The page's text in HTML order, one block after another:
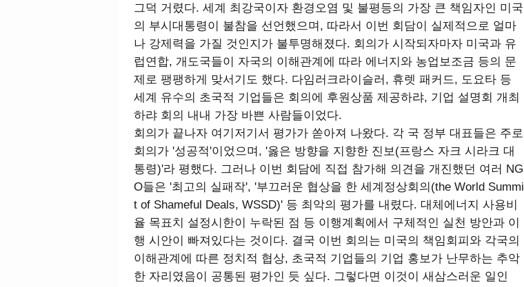
그덕 거렸다. 세계 최강국이자 환경오염 및 불평등의 가장 큰 책임자인 미국
의 부시대통령이 불참을 선언했으며, 따라서 이번 회담이 실제적으로 얼마
나 강제력을 가질 것인지가 불투명해졌다. 회의가 시작되자마자 미국과 유
럽연합, 개도국들이 자국의 이해관계에 따라 에너지와 농업보조금 등의 문
제로 팽팽하게 맞서기도 했다. 다임러크라이슬러, 휴렛 패커드, 도요타 등
세계 유수의 초국적 기업들은 회의에 후원상품 제공하랴, 기업 설명회 개최
하랴 회의 내내 가장 바쁜 사람들이었다.
회의가 끝나자 여기저기서 평가가 쏟아져 나왔다. 각 국 정부 대표들은 주로
회의가 '성공적'이었으며, '옳은 방향을 지향한 진보(프랑스 자크 시라크 대
통령)'라 평했다. 그러나 이번 회담에 직접 참가해 의견을 개진했던 여러 NG
O들은 '최고의 실패작', '부끄러운 협상을 한 세계정상회의(the World Summi
t of Shameful Deals, WSSD)' 등 최악의 평가를 내렸다. 대체에너지 사용비
율 목표치 설정시한이 누락된 점 등 이행계획에서 구체적인 실천 방안과 이
행 시안이 빠져있다는 것이다. 결국 이번 회의는 미국의 책임회피와 각국의
이해관계에 따른 정치적 협상, 초국적 기업들의 기업 홍보가 난무하는 추악
한 자리였음이 공통된 평가인 듯 싶다. 그렇다면 이것이 새삼스러운 일인